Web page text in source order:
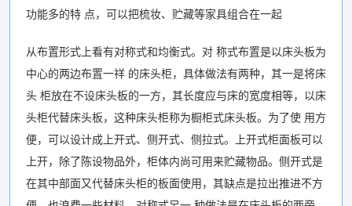
功能多的特 点，可以把梳妆、贮藏等家具组合在一起
从布置形式上看有对称式和均衡式。对 称式布置是以床头板为
中心的两边布置一祥 的床头柜，具体做法有两种，其一是将床
头 柜放在不设床头板的一方，其长度应与床的宽度相等，以床
头柜代替床头板，这种床头柜称为橱柜式床头板。为了使 用方
便，可以设计成上开式、侧开式、侧拉式。上开式柜面板可以
上开，除了陈设物品外，柜体内尚可用来贮藏物品。侧开式是
在其中部面又代替床头柜的板面使用，其缺点是拉出推进不方